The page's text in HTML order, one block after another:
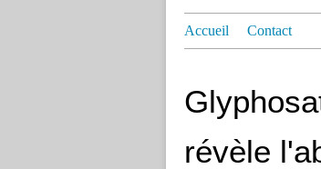
Accueil Contact
révèle